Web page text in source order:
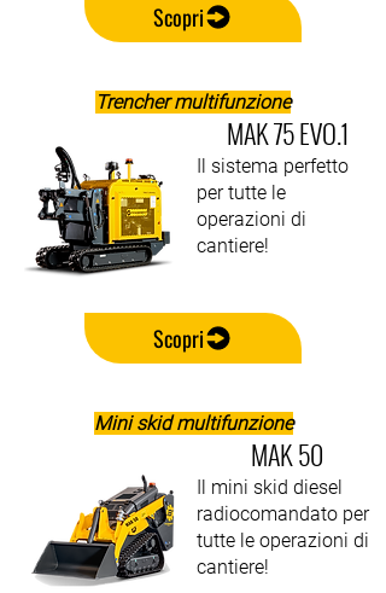
Scopri
Trencher multifunzione
MAK 75 EVO.1
Il sistema perfetto
per tutte le
operazioni di
cantiere!
Scopri
Mini skid multifunzione
MAK 50
Il mini skid diesel
radiocomandato per
tutte le operazioni di
cantiere!